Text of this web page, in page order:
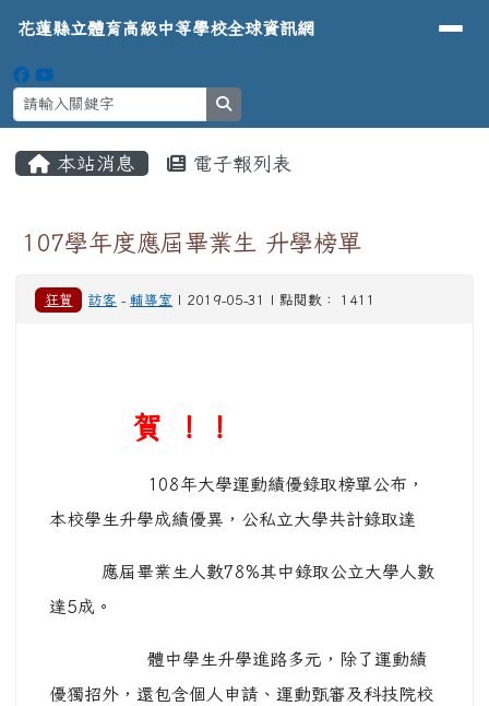
花蓮縣立體育高級中等學校全球資
導覽列
花蓮縣立體育高級中等學校全球資訊網
本站消息 電子報列表
107學年度應屆畢業生 升學榜單
狂賀 訪客 -輔導室 | 2019-05-31 | 點閱數： 1411
賀 ！！
108年大學運動績優錄取榜單公布，
本校學生升學成績優異，公私立大學共計錄取達
應屆畢業生人數78%其中錄取公立大學人數
達5成。
體中學生升學進路多元，除了運動績
優獨招外，還包含個人申請、運動甄審及科技院校